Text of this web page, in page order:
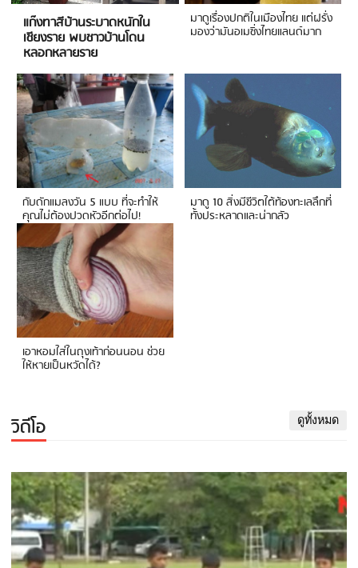
แก๊งทาสีบ้านระบาดหนักใน
เชียงราย พบชาวบ้านโดน
หลอกหลายราย
มาดูเรื่องปกติในเมืองไทย แต่ฝรั่ง
มองว่ามันอเมซิ่งไทยแลนด์มาก
กับดักแมลงวัน 5 แบบ ที่จะทำให้
คุณไม่ต้องปวดหัวอีกต่อไป!
มาดู 10 สิ่งมีชีวิตใต้ท้องทะเลลึกที่
ทั้งประหลาดและน่ากลัว
เอาหอมใส่ในถุงเท้าก่อนนอน ช่วย
ให้หายเป็นหวัดได้?
วิดีโอ ดูทั้งหมด